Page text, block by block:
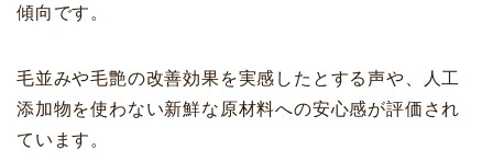
傾向です。
毛並みや毛艶の改善効果を実感したとする声や、人工
添加物を使わない新鮮な原材料への安心感が評価され
ています。